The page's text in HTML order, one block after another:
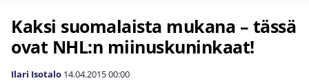
Kaksi suomalaista mukana – tässä
ovat NHL:n miinuskuninkaat!
Ilari Isotalo 14.04.201500:00